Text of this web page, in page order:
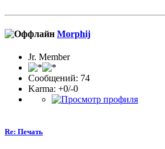
Morphij
Jr. Member
Сообщений: 74
Karma: +0/-0
Re: Печать